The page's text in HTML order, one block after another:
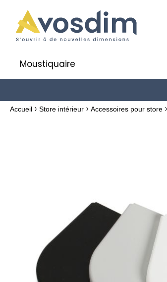
Moustiquaire
Accueil Store intérieur Accessoires pour store